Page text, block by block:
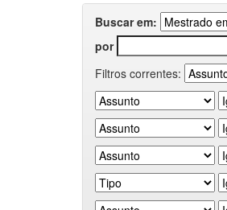
Buscar em:
por
Filtros correntes: